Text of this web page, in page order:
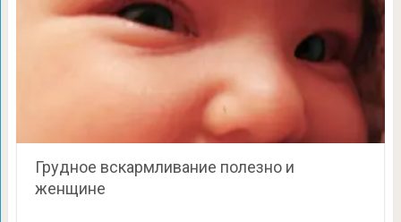
Грудное вскармливание полезно и
женщине